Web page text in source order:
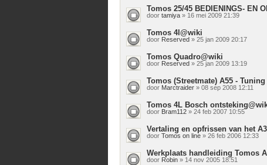
Tomos 25/45 BEDIENINGS- EN
door tamiya» 16 mei 2009 21:39
Tomos 4l@wiki
door Reserved» 25 jan 2009 20:17
Tomos Quadro@wiki
door Reserved» 25 jan 2009 13:19
Tomos (Streetmate) A55 -
door Marctraider» 08 sep 2008 12:11
Tomos 4L Bosch
door Bram112» 24 feb 2007 10:55
Vertaling en opfrissen van het
door Tomos on line» 26 feb 2006 12:33
Werkplaats handleiding Tomos
door Robin» 14 nov 2005 18:51